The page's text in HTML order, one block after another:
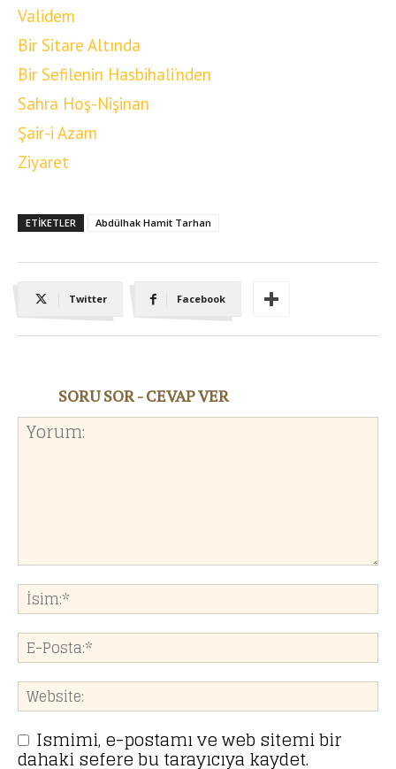
Validem
Bir Sitare Altında
Bir Sefilenin Hasbihali’nden
Sahra Hoş-Nişinan
Şair-i Azam
Ziyaret
ETIKETLER Abdülhak Hamit Tarhan
Twitter Facebook
SORU SOR - CEVAP VER
Ismimi, e-postamı ve web sitemi bir
dahaki sefere bu tarayıcıya kaydet.